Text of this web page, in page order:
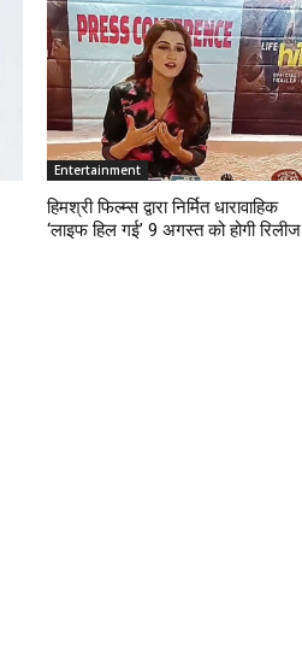
Entertainment
हिमश्री फिल्म्स द्वारा निर्मित धारावाहिक
‘लाइफ हिल गई’ 9 अगस्त को होगी रिलीज